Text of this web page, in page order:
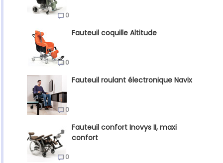
0
Fauteuil coquille Altitude
0
Fauteuil roulant électronique Navix
0
Fauteuil confort Inovys II, maxi
confort
0